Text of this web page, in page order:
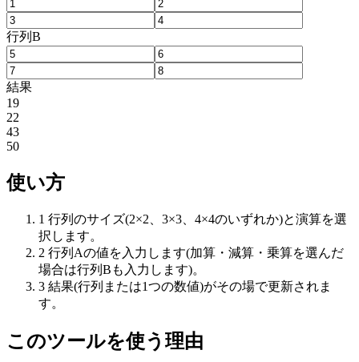
行列B
結果
19
22
43
50
使い方
1 行列のサイズ(2×2、3×3、4×4のいずれか)と演算を選
択します。
2 行列Aの値を入力します(加算・減算・乗算を選んだ
場合は行列Bも入力します)。
3 結果(行列または1つの数値)がその場で更新されま
す。
このツールを使う理由